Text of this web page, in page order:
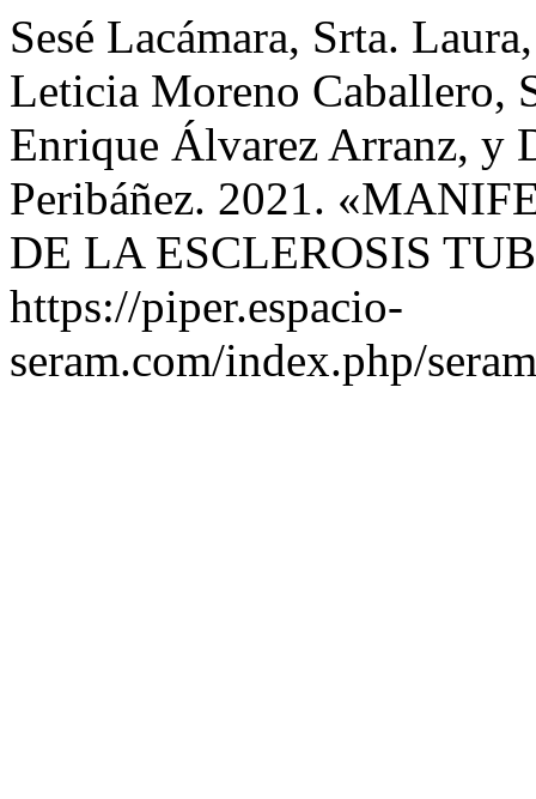
Sesé Lacámara, Srta.
Leticia Moreno Caballero,
Enrique Álvarez Arranz, y
Peribáñez. 2021.
DE LA ESCLEROSIS
https://piper.espacio-
seram.com/index.php/